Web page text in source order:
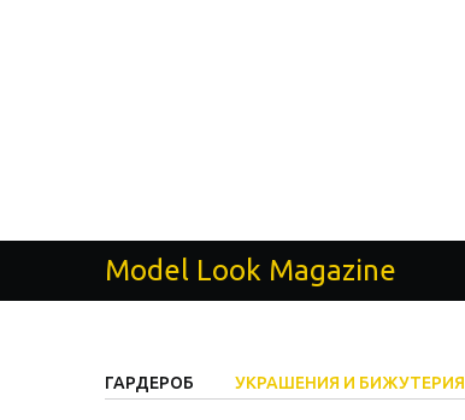
Model Look Magazine
ГАРДЕРОБ УКРАШЕНИЯ И БИЖУТЕРИЯ